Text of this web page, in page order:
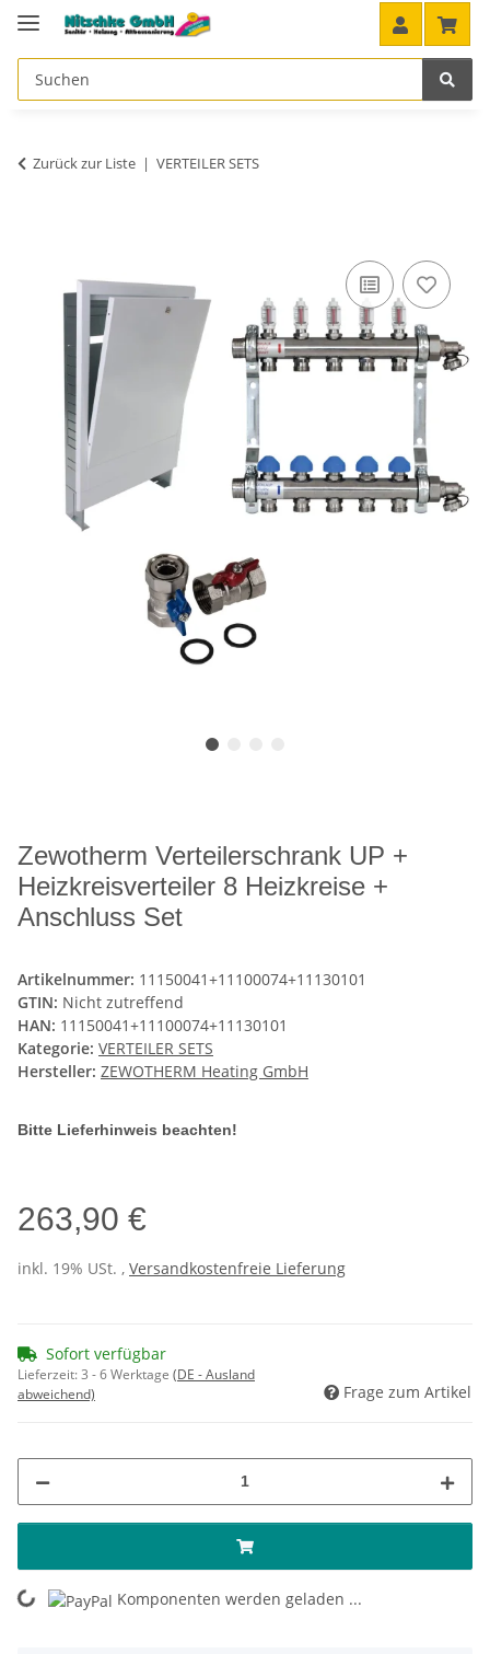
Zurück zur Liste VERTEILER SETS
Zewotherm Verteilerschrank UP +
Heizkreisverteiler 8 Heizkreise +
Anschluss Set
Artikelnummer: 11150041+11100074+11130101
GTIN: Nicht zutreffend
HAN: 11150041+11100074+11130101
Kategorie: VERTEILER SETS
Hersteller: ZEWOTHERM Heating GmbH
Bitte Lieferhinweis beachten!
263,90 €
inkl. 19% USt. , Versandkostenfreie Lieferung
Sofort verfügbar
Lieferzeit:3 - 6 Werktage (DE - Ausland
abweichend)
Frage zum Artikel
Komponenten werden geladen ...